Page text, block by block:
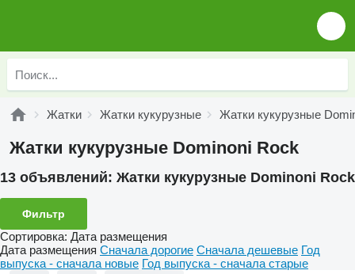
Жатки Жатки кукурузные Жатки кукурузные
Жатки кукурузные Dominoni Rock
13 объявлений: Жатки кукурузные Dominoni Rock
Фильтр
Сортировка: Дата размещения
Дата размещения Сначала дорогие Сначала дешевые Год
выпуска - сначала новые Год выпуска - сначала старые